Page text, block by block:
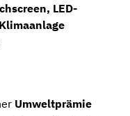
LED-
Umweltprämie